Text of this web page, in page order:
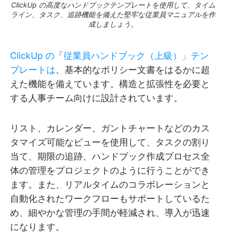
ClickUp の高度なハンドブックテンプレートを使用して、タイム
ライン、タスク、追跡機能を備えた堅牢な従業員マニュアルを作
成しましょう。
ClickUp の 「 従業員ハンドブック（上級）」テン
プレートは、基本的なポリシー文書をはるかに超
えた機能を備えています。構造と拡張性を必要と
する人事チーム向けに設計されています。
リスト、カレンダー、ガントチャートなどのカス
タマイズ可能なビューを使用して、タスクの割り
当て、期限の追跡、ハンドブック作成プロセス全
体の管理をプロジェクトのように行うことができ
ます。また、リアルタイムのコラボレーションと
自動化されたワークフローもサポートしているた
め、細やかな管理の手間が軽減され、導入が迅速
になります。